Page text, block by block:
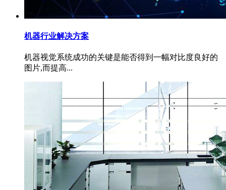
机器行业解决方案
机器视觉系统成功的关键是能否得到一幅对比度良好的
图片,而提高...